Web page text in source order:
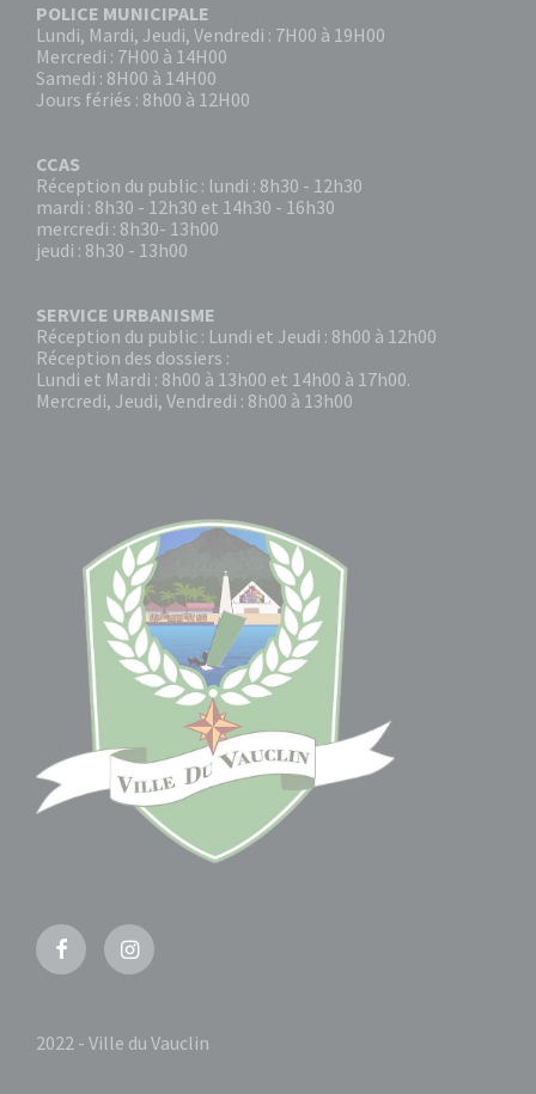
POLICE MUNICIPALE
Lundi, Mardi, Jeudi, Vendredi : 7H00 à 19H00
Mercredi : 7H00 à 14H00
Samedi : 8H00 à 14H00
Jours fériés : 8h00 à 12H00
CCAS
Réception du public : lundi : 8h30 - 12h30
mardi : 8h30 - 12h30 et 14h30 - 16h30
mercredi : 8h30- 13h00
jeudi : 8h30 - 13h00
SERVICE URBANISME
Réception du public : Lundi et Jeudi : 8h00 à 12h00
Réception des dossiers :
Lundi et Mardi : 8h00 à 13h00 et 14h00 à 17h00.
Mercredi, Jeudi, Vendredi : 8h00 à 13h00
FacebookInstagram
2022 - Ville du Vauclin